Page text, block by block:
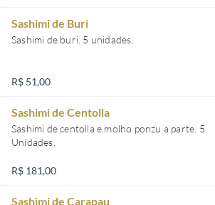
Sashimi de Buri
Sashimi de buri. 5 unidades.
R$ 51,00
Sashimi de Centolla
Sashimi de centolla e molho ponzu a parte. 5
Unidades.
R$ 181,00
Sashimi de Carapau